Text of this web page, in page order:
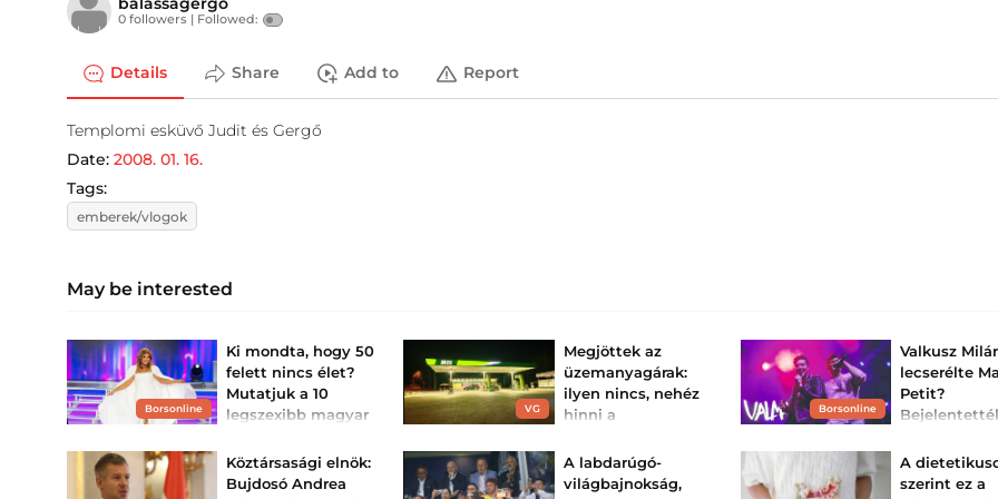
0 followers | Followed:
Details Share Add to Report
Templomi esküvő Judit és Gergő
Date: 2008. 01. 16.
Tags:
emberek/vlogok
May be interested
Borsonline
Ki mondta, hogy 50
felett nincs élet?
Mutatjuk a 10
legszexibb magyar
Claudiától Barta...
Keleti Andrea már 57 éves,
és mégis ragyogóan szép.
VG
Megjöttek az
üzemanyagárak:
ilyen nincs, nehéz
hinni a
mi történik itt –
ennyiért t...
Borsonline
Valkusz
lecserélte
Petit?
fellépését
A VALMAR
most lesz az első
Köztársasági elnök:
Bujdosó Andrea
A labdarúgó-
világbajnokság,
A
szerint ez a